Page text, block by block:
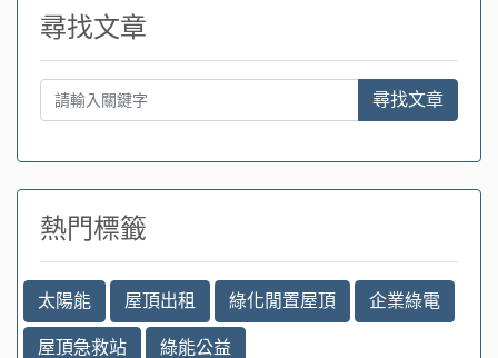
尋找文章
尋找文章
熱門標籤
太陽能 屋頂出租 綠化閒置屋頂 企業綠電
屋頂急救站 綠能公益